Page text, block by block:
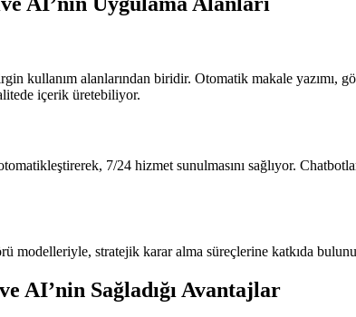
kullanım alanlarından biridir. Otomatik makale yazımı,
içerik üretebiliyor.
7/24 hizmet sunulmasını sağlıyor.
modelleriyle, stratejik karar alma süreçlerine katkıda
AI’nin Sağladığı Avantajlar